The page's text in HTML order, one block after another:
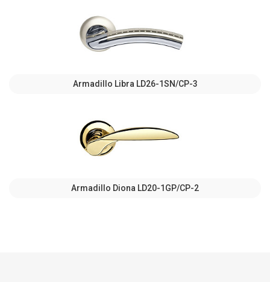
Armadillo Libra LD26-1SN/CP-3
Armadillo Diona LD20-1GP/CP-2